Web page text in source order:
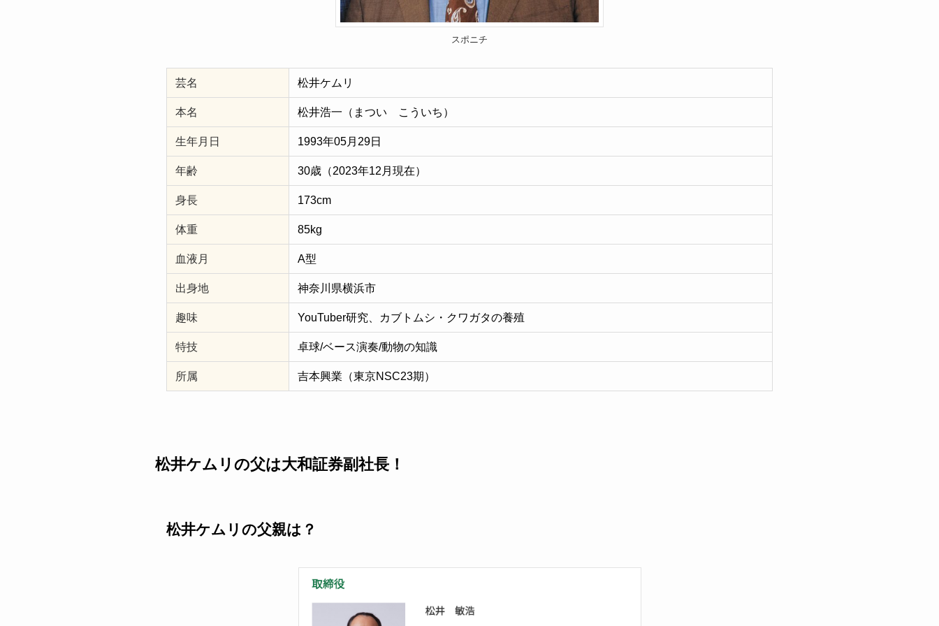
スポニチ
芸名 松井ケムリ
本名 松井浩一（まつい こういち）
生年月日 1993年05月29日
年齢 30歳（2023年12月現在）
身長 173cm
体重 85kg
血液月 A型
出身地 神奈川県横浜市
趣味 YouTuber研究、カブトムシ・クワガタの養殖
特技 卓球/ベース演奏/動物の知識
所属 吉本興業（東京NSC23期）
松井ケムリの父は大和証券副社長！
松井ケムリの父親は？